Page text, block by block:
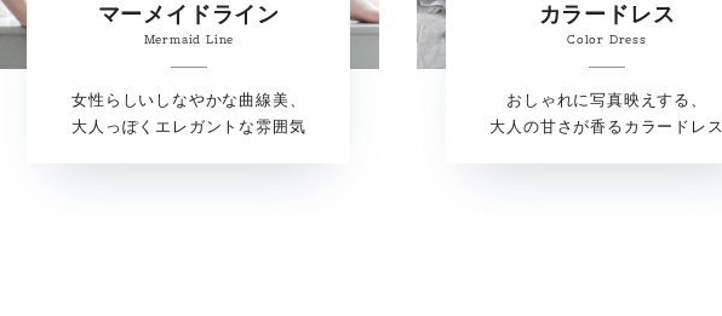
マーメイドライン
Mermaid Line
女性らしいしなやかな曲線美、
大人っぽくエレガントな雰囲気
カラードレス
Color Dress
おしゃれに写真映えする、
大人の甘さが香るカラードレス